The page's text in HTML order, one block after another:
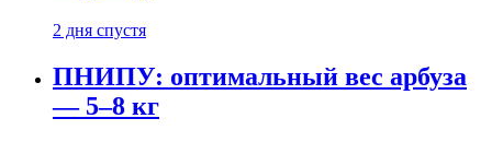
2 дня спустя
ПНИПУ: оптимальный вес арбуза
— 5–8 кг